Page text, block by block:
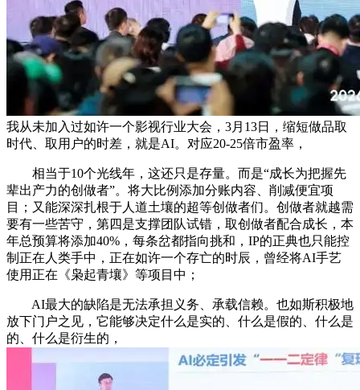
我从未加入过如许一个影视行业大会，3月13日，缩短做品取
时代、取用户的时差，就是AI。对应20-25倍市盈率，
相当于10个光线年，这还只是存量。而是“成长为把握先
辈出产力的创做者”。将大比例添加分账内容、削减便宜项
目；又能深深扎根于人道土壤的超等创做者们。创做者就越需
要有一些苦守，第四是支撑团队试错，取创做者配合成长，本
年总预算将添加40%，每条岔都指向挑和，IP的正典也只能控
制正在人类手中，正在如许一个存亡的时辰，曾经将AI手艺
使用正在《枭起青壤》等项目中；
AI最大的缺陷是无法承担义务、承载信赖。也如斯积极地
放下门户之见，它能够决定什么是实的、什么是假的、什么是
的、什么是衍生的，